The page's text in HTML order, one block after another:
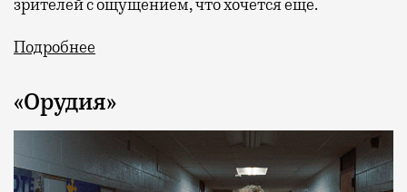
зрителей с ощущением, что хочется еще.
Подробнее
«Орудия»